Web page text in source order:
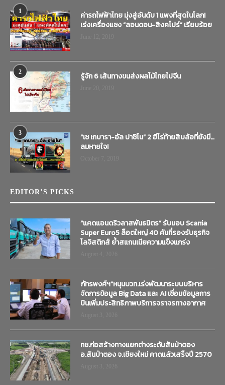
1
ค่ารถไฟฟ้าไทย มุ่งสู่อันดับ 1 แพงที่สุดในโลก!
เร่งเครื่องแซง “ลอนดอน-สิงคโปร์” เรียบร้อย
2 รู้จัก 6 เส้นทางขนส่งผลไม้ไทยไปจีน
3
“เช เกบารา-อัล ปาชิโน” 2 ฮีโร่ท้ายสิบล้อที่ยังมี…
ลมหายใจ!
EDITOR’S PICKS
“แคดแอนดริวลาสพันธมิตร” รับมอบ Scania
Super Euro5 ล็อตใหญ่ 40 คันที่รองรับธุรกิจ
โลจิสติกส์ ย้ำสแกนเนียความแข็งแกร่ง
ภัทรพงศ์ฯ”หนุนบวท.เร่งพัฒนาระบบบริหาร
จัดการข้อมูล Big Data และ AI เชื่อมข้อมูลการ
บินเพิ่มประสิทธิภาพบริการจราจรทางอากาศ
ทช.ก่อสร้างทางแยกต่างระดับสันป่าตอง
อ.สันป่าตอง จ.เชียงใหม่ คาดแล้วเสร็จปี 2570